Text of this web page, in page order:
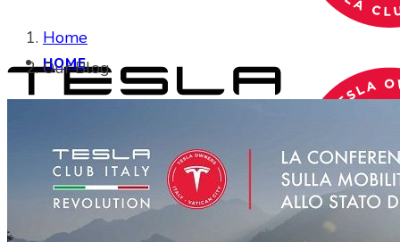
HOME
CHI SIAMO
Search Site
Home
Our Blog